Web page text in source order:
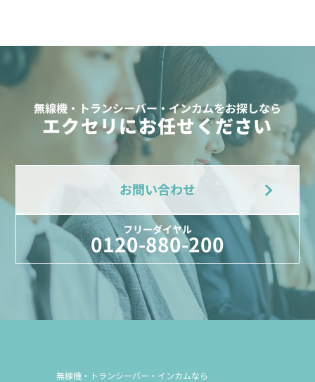
無線機・トランシーバー・インカムをお探しなら
エクセリにお任せください
お問い合わせ
フリーダイヤル
0120-880-200
無線機・トランシーバー・インカムなら